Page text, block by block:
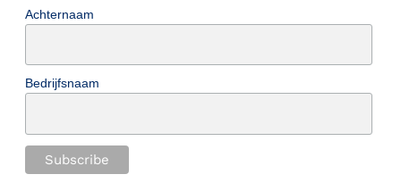
Achternaam
Bedrijfsnaam